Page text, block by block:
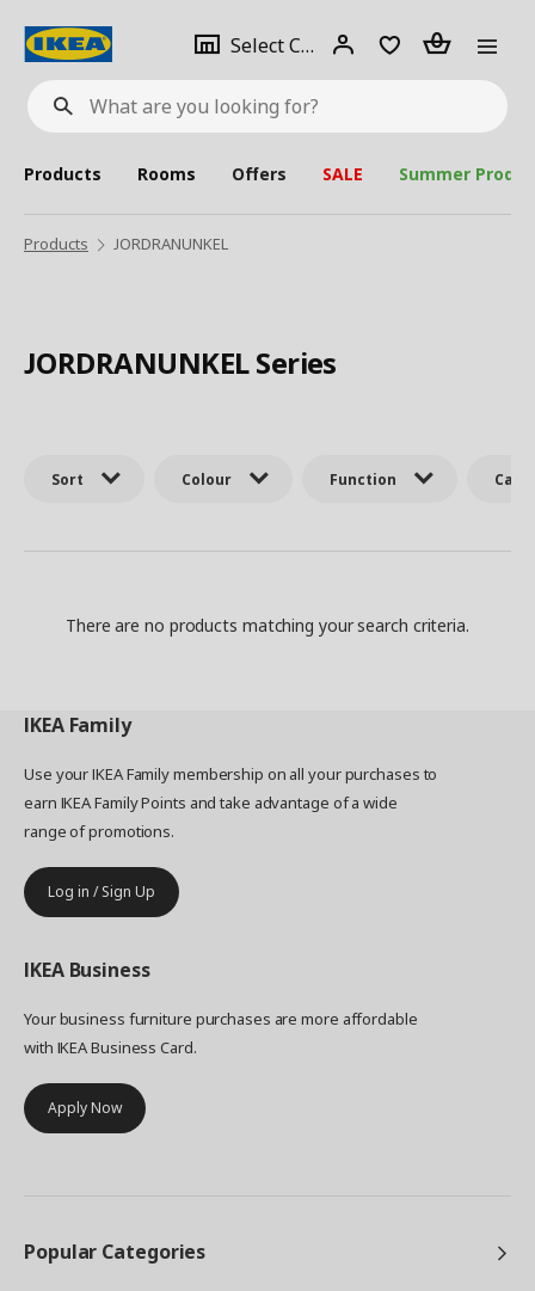
What
are
looking
for?
Select City Select
city
Login Piece(s)
Products Rooms Offers SALE Summer
Products JORDRANUNKEL
JORDRANUNKEL Series
Sort Colour Function
There are no products matching your search criteria.
IKEA Family
Use your IKEA Family membership on all your purchases to
earn IKEA Family Points and take advantage of a wide
range of promotions.
Log in / Sign Up
IKEA Business
Your business furniture purchases are more affordable
with IKEA Business Card.
Apply Now
Popular Categories